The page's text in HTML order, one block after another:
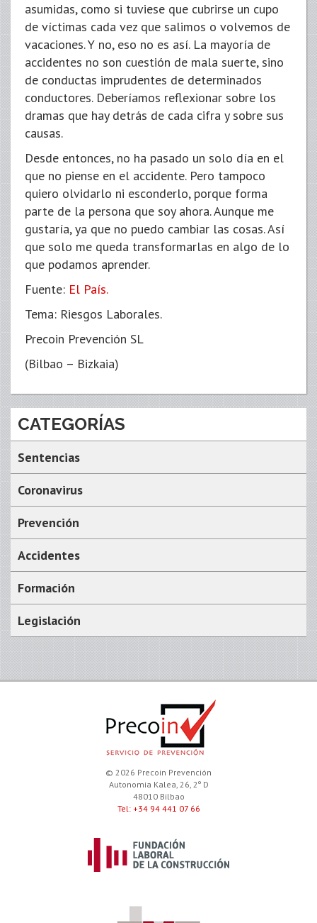
asumidas, como si tuviese que cubrirse un cupo
de víctimas cada vez que salimos o volvemos de
vacaciones. Y no, eso no es así. La mayoría de
accidentes no son cuestión de mala suerte, sino
de conductas imprudentes de determinados
conductores. Deberíamos reflexionar sobre los
dramas que hay detrás de cada cifra y sobre sus
causas.
Desde entonces, no ha pasado un solo día en el
que no piense en el accidente. Pero tampoco
quiero olvidarlo ni esconderlo, porque forma
parte de la persona que soy ahora. Aunque me
gustaría, ya que no puedo cambiar las cosas. Así
que solo me queda transformarlas en algo de lo
que podamos aprender.
Fuente: El País.
Tema: Riesgos Laborales.
Precoin Prevención SL
(Bilbao – Bizkaia)
CATEGORÍAS
Sentencias
Coronavirus
Prevención
Accidentes
Formación
Legislación
© 2026 Precoin Prevención
Autonomia Kalea, 26, 2º D
48010 Bilbao
Tel: +34 94 441 07 66